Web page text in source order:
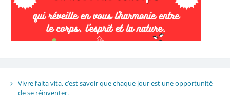
Vivre l’alta vita, c’est savoir que chaque jour est une opportunité
de se réinventer.